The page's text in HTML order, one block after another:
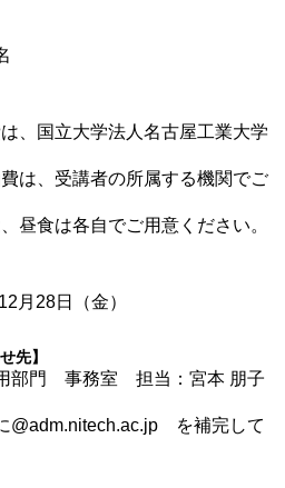
、国立大学法人名古屋工業大学
は、受講者の所属する機関でご
昼食は各自でご用意ください。
月28日（金）
先】
部門 事務室 担当：宮本 朋子
を補完して